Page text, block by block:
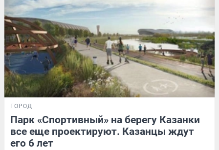
ГОРОД
Парк «Спортивный» на берегу Казанки
все еще проектируют. Казанцы ждут
его 6 лет